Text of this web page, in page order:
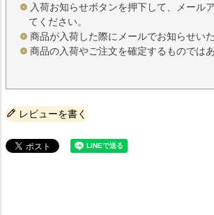
入荷お知らせボタンを押下して、メール
てください。
商品が入荷した際にメールでお知らせいた
商品の入荷やご注文を確定するものではあ
レビューを書く